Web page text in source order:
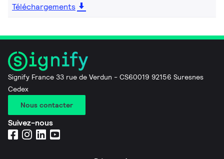
Téléchargements
Signify France 33 rue de Verdun - CS60019 92156 Suresnes
Cedex
Nous contacter
Suivez-nous